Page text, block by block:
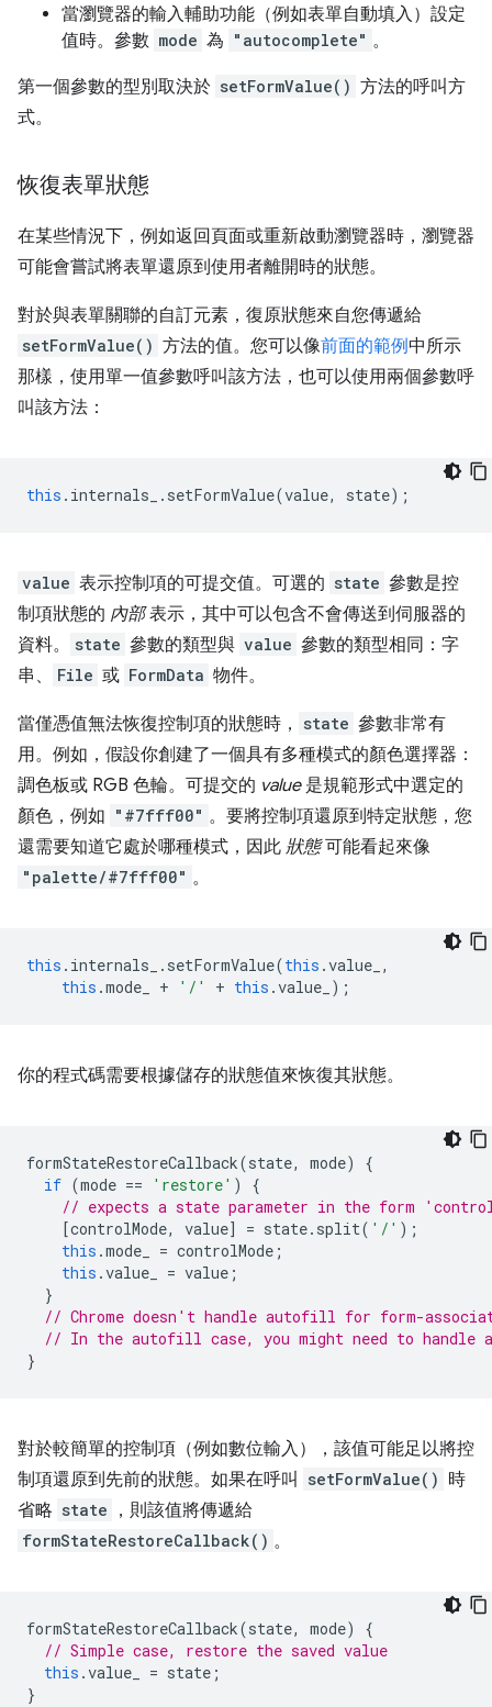
當瀏覽器的輸入輔助功能（例如表單自動填入）設定
值時。參數 mode 為 "autocomplete" 。
第一個參數的型別取決於 setFormValue() 方法的呼叫方
式。
恢復表單狀態
在某些情況下，例如返回頁面或重新啟動瀏覽器時，瀏覽器
可能會嘗試將表單還原到使用者離開時的狀態。
對於與表單關聯的自訂元素，復原狀態來自您傳遞給
setFormValue() 方法的值。您可以像前面的範例中所示
那樣，使用單一值參數呼叫該方法，也可以使用兩個參數呼
叫該方法：
this . internals_ . setFormValue(value, state);
value 表示控制項的可提交值。可選的 state 參數是控
制項狀態的 內部表示，其中可以包含不會傳送到伺服器的
資料。
state 參數的類型與 value 參數的類型相同：字
串、
File 或 FormData 物件。
當僅憑值無法恢復控制項的狀態時， state 參數非常有
用。例如，假設你創建了一個具有多種模式的顏色選擇器：
調色板或 RGB 色輪。可提交的 value是規範形式中選定的
顏色，例如 "#7fff00" 。要將控制項還原到特定狀態，您
還需要知道它處於哪種模式，因此 狀態可能看起來像
"palette/#7fff00" 。
this . internals_ . setFormValue(this .value_ ,
this .mode_ + '/' + this .value_ );
你的程式碼需要根據儲存的狀態值來恢復其狀態。
formStateRestoreCallback(state, mode)
{
if (mode == 'restore' )
{
// expects a state parameter in the form
[controlMode, value] = state. split( '/' );
this .mode_ = controlMode ;
this .value_ = value ;
}
// Chrome doesn't handle autofill for form-
// In the autofill case, you might need to handle
}
對於較簡單的控制項（例如數位輸入），該值可能足以將控
制項還原到先前的狀態。如果在呼叫
setFormValue() 時
省略 state ，則該值將傳遞給
formStateRestoreCallback() 。
formStateRestoreCallback(state, mode)
{
// Simple case, restore the saved value
this .value_ = state ;
}